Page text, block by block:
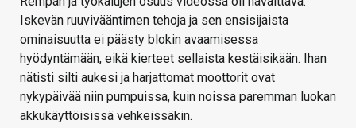
Iskevän ruuvivääntimen tehoja ja sen ensisijaista
ominaisuutta ei päästy blokin avaamisessa
hyödyntämään, eikä kierteet sellaista kestäisikään. Ihan
nätisti silti aukesi ja harjattomat moottorit ovat
nykypäivää niin pumpuissa, kuin noissa paremman luokan
akkukäyttöisissä vehkeissäkin.